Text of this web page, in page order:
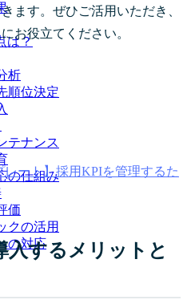
は？
析
順位決定
テナンス
の仕組み
価
クの活用
の対応
ます。ぜひご活用いただき、
お役立てください。
ート】採用KPIを管理するた
入するメリットと